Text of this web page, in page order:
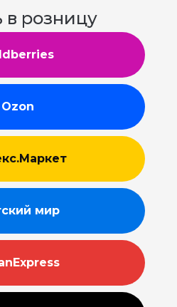
в розницу
Ozon
мир